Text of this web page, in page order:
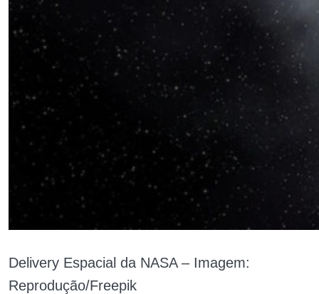
Delivery Espacial da NASA – Imagem:
Reprodução/Freepik